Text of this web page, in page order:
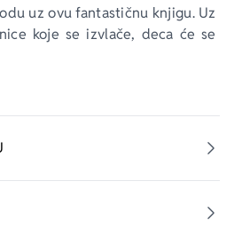
uz ovu fantastičnu knjigu. Uz
koje se izvlače, deca će se